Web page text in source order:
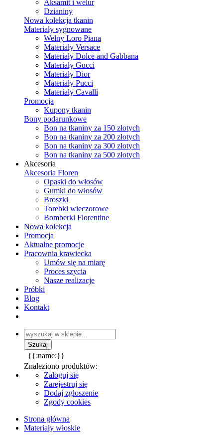
Aksamit i welur
Dzianiny
Nowa kolekcja tkanin
Materiały sygnowane
Wełny Loro Piana
Materiały Versace
Materiały Dolce and Gabbana
Materiały Gucci
Materiały Dior
Materiały Pucci
Materiały Cavalli
Promocja
Kupony tkanin
Bony podarunkowe
Bon na tkaniny za 150 złotych
Bon na tkaniny za 200 złotych
Bon na tkaniny za 300 złotych
Bon na tkaniny za 500 złotych
Akcesoria
Akcesoria Floren
Opaski do włosów
Gumki do włosów
Broszki
Torebki wieczorowe
Bomberki Florentine
Nowa kolekcja
Promocja
Aktualne promocje
Pracownia krawiecka
Umów się na miarę
Proces szycia
Nasze realizacje
Próbki
Blog
Kontakt
{{:name:}}
Znaleziono produktów:
Zaloguj się
Zarejestruj się
Dodaj zgłoszenie
Zgody cookies
Strona główna
Materiały włoskie